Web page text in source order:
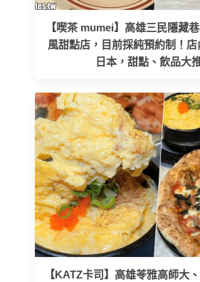
【喫茶 mumei】高雄三民隱藏
風甜點店，目前採純預約制！
日本，甜點、飲品大
【KATZ卡司】高雄苓雅高師大